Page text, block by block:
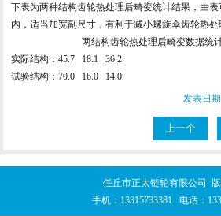
下表为两种结构齿轮热处理后畸变统计结果，由
内，适当加宽副尺寸，有利于减小螺旋伞齿轮热处
两结构齿轮热处理后畸变数据统计
实际结构：45.7 18.1 36.2
试验结构：70.0 16.0 14.0
发表日
上一个
任丘市正太链轮有限公司
手机： 13315733381 电话：